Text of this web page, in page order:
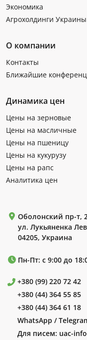
Экономика
Агрохолдинги Украины
О компании
Контакты
Ближайшие
Динамика цен
Цены на зерновые
Цены на масличные
Цены на пшеницу
Цены на кукурузу
Цены на рапс
Аналитика цен
Оболонский пр-т,
ул. Лукьяненка
04205, Украина
Пн-Пт: с 9:00 до
+380 (99) 220 72 42
+380 (44) 364 55 85
+380 (44) 364 61 18
WhatsApp /
Для писем: uac-